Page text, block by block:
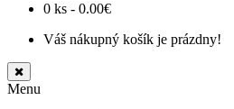
0 ks - 0.00€
Váš nákupný košík je prázdny!
Menu